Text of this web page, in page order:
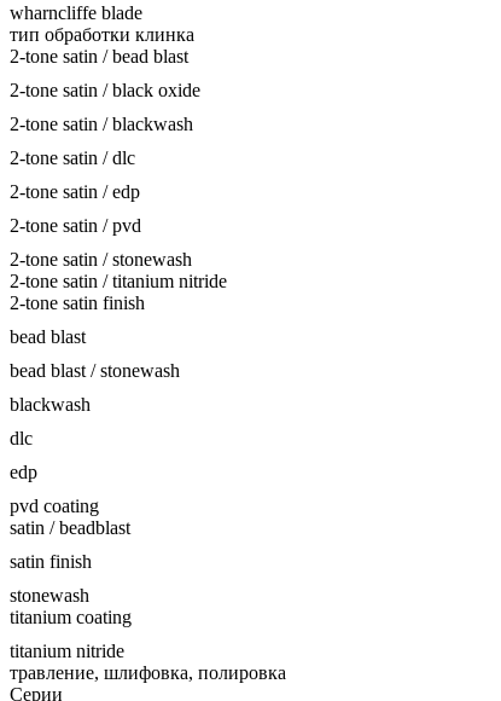
wharncliffe blade
тип обработки клинка
2-tone satin / bead blast
2-tone satin / black oxide
2-tone satin / blackwash
2-tone satin / dlc
2-tone satin / edp
2-tone satin / pvd
2-tone satin / stonewash
2-tone satin / titanium nitride
2-tone satin finish
bead blast
bead blast / stonewash
blackwash
dlc
edp
pvd coating
satin / beadblast
satin finish
stonewash
titanium coating
titanium nitride
травление, шлифовка, полировка
Серии